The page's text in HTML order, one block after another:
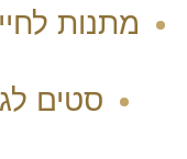
מתנות
סטים